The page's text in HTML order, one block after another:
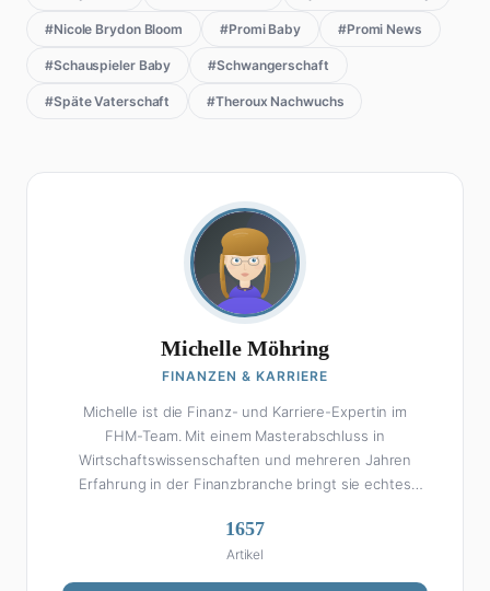
#Nicole Brydon Bloom #Promi Baby #Promi News
#Schauspieler Baby #Schwangerschaft
#Späte Vaterschaft #Theroux Nachwuchs
Michelle Möhring
FINANZEN & KARRIERE
Michelle ist die Finanz- und Karriere-Expertin im
FHM-Team. Mit einem Masterabschluss in
Wirtschaftswissenschaften und mehreren Jahren
Erfahrung in der Finanzbranche bringt sie echtes
Michelle klingt Altersvorsorge nicht wie eine
Steuererklärung. Ihre Stärke liegt darin, komplexe
Finanzthemen so aufzubereiten, dass sie jeder
1657
Artikel